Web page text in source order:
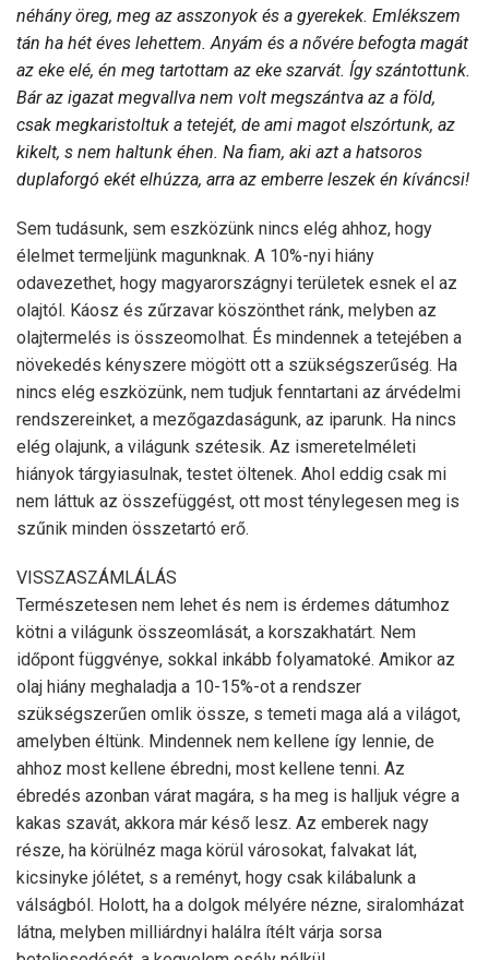
néhány öreg, meg az asszonyok és a gyerekek. Emlékszem
tán ha hét éves lehettem. Anyám és a nővére befogta magát
az eke elé, én meg tartottam az eke szarvát. Így szántottunk.
Bár az igazat megvallva nem volt megszántva az a föld,
csak megkaristoltuk a tetejét, de ami magot elszórtunk, az
kikelt, s nem haltunk éhen. Na fiam, aki azt a hatsoros
duplaforgó ekét elhúzza, arra az emberre leszek én kíváncsi!
Sem tudásunk, sem eszközünk nincs elég ahhoz, hogy
élelmet termeljünk magunknak. A 10%-nyi hiány
odavezethet, hogy magyarországnyi területek esnek el az
olajtól. Káosz és zűrzavar köszönthet ránk, melyben az
olajtermelés is összeomolhat. És mindennek a tetejében a
növekedés kényszere mögött ott a szükségszerűség. Ha
nincs elég eszközünk, nem tudjuk fenntartani az árvédelmi
rendszereinket, a mezőgazdaságunk, az iparunk. Ha nincs
elég olajunk, a világunk szétesik. Az ismeretelméleti
hiányok tárgyiasulnak, testet öltenek. Ahol eddig csak mi
nem láttuk az összefüggést, ott most ténylegesen meg is
szűnik minden összetartó erő.
VISSZASZÁMLÁLÁS
Természetesen nem lehet és nem is érdemes dátumhoz
kötni a világunk összeomlását, a korszakhatárt. Nem
időpont függvénye, sokkal inkább folyamatoké. Amikor az
olaj hiány meghaladja a 10-15%-ot a rendszer
szükségszerűen omlik össze, s temeti maga alá a világot,
amelyben éltünk. Mindennek nem kellene így lennie, de
ahhoz most kellene ébredni, most kellene tenni. Az
ébredés azonban várat magára, s ha meg is halljuk végre a
kakas szavát, akkora már késő lesz. Az emberek nagy
része, ha körülnéz maga körül városokat, falvakat lát,
kicsinyke jólétet, s a reményt, hogy csak kilábalunk a
válságból. Holott, ha a dolgok mélyére nézne, siralomházat
látna, melyben milliárdnyi halálra ítélt várja sorsa